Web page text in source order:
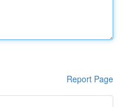
Report Page